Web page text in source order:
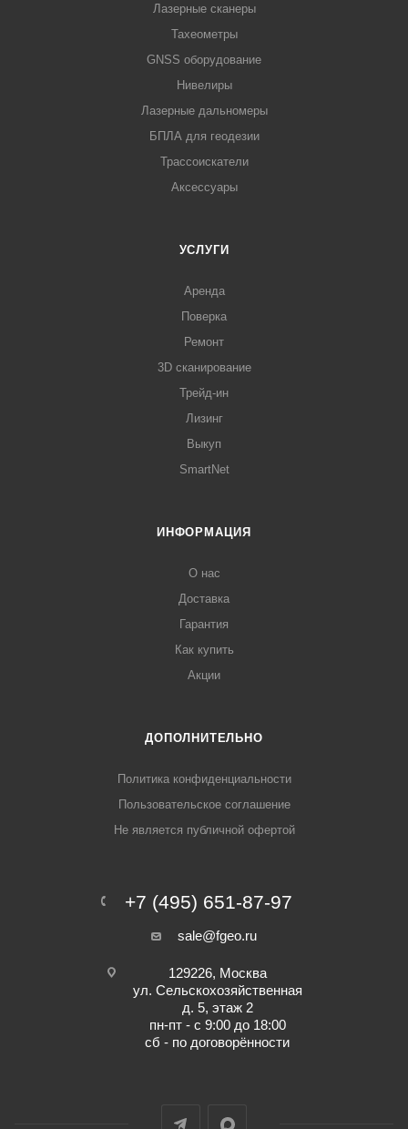
Лазерные сканеры
Тахеометры
GNSS оборудование
Нивелиры
Лазерные дальномеры
БПЛА для геодезии
Трассоискатели
Аксессуары
УСЛУГИ
Аренда
Поверка
Ремонт
3D сканирование
Трейд-ин
Лизинг
Выкуп
SmartNet
ИНФОРМАЦИЯ
О нас
Доставка
Гарантия
Как купить
Акции
ДОПОЛНИТЕЛЬНО
Политика конфиденциальности
Пользовательское соглашение
Не является публичной офертой
+7 (495) 651-87-97
sale@fgeo.ru
129226, Москва
ул. Сельскохозяйственная
д. 5, этаж 2
пн-пт - с 9:00 до 18:00
сб - по договорённости